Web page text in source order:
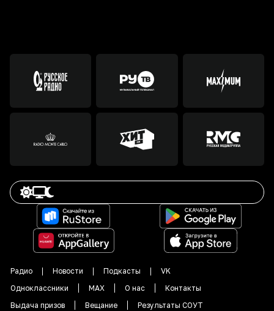
Радио Новости Подкасты
VK
Одноклассники
MAX О нас
Контакты
Выдача призов
Вещание Результаты СОУТ